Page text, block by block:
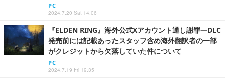
PC
2024.7.20 Sat 14:06
『ELDEN RING』海外公式Xアカウント通し謝罪―DLC
発売前には記載あったスタッフ含め海外翻訳者の一部
がクレジットから欠落していた件について
PC
2024.7.19 Fri 19:35